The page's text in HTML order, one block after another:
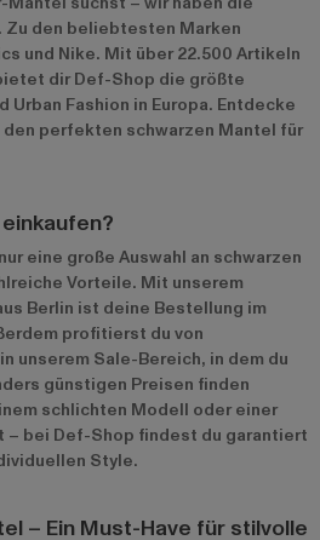
den beliebtesten Marken
und Nike. Mit über 22.500 Artikeln
dir Def-Shop die größte
Urban Fashion in Europa. Entdecke
perfekten schwarzen Mantel für
eine große Auswahl an schwarzen
Vorteile. Mit unserem
Berlin ist deine Bestellung im
profitierst du von
unserem Sale-Bereich, in dem du
günstigen Preisen finden
schlichten Modell oder einer
– bei Def-Shop findest du garantiert
Style.
– Ein Must-Have für stilvolle